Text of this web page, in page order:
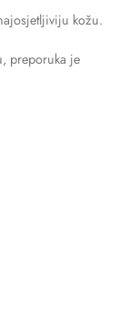
kožu.
preporuka je